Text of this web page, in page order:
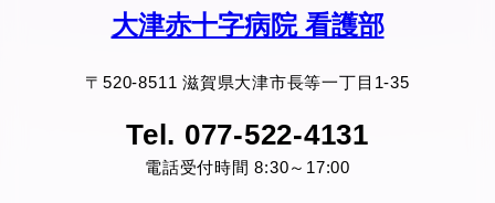
大津赤十字病院 看護部
〒520-8511 滋賀県大津市長等一丁目1-35
Tel. 077-522-4131
電話受付時間 8:30～17:00